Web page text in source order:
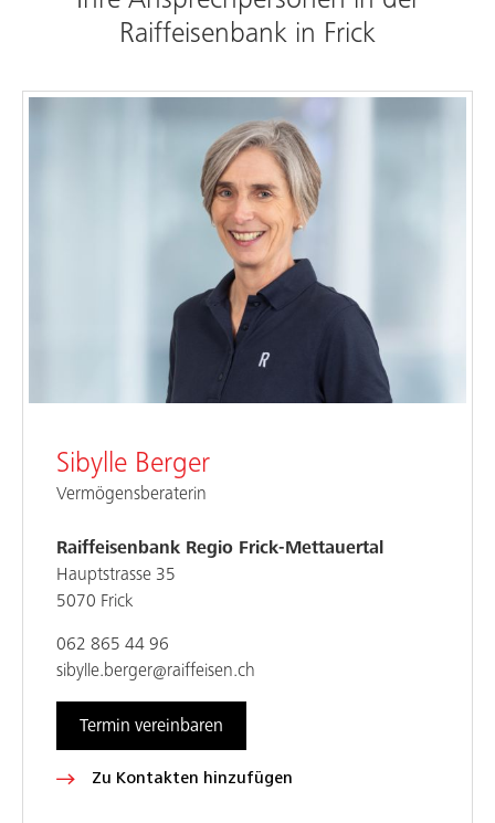
Raiffeisenbank in Frick
Sibylle Berger
Vermögensberaterin
Raiffeisenbank Regio Frick-Mettauertal
Hauptstrasse 35
5070 Frick
062 865 44 96
sibylle.berger@raiffeisen.ch
Termin vereinbaren
Zu Kontakten hinzufügen